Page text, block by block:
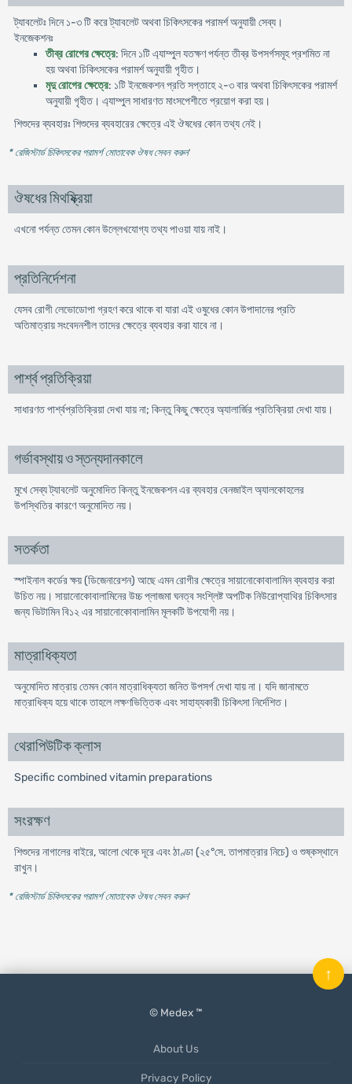
ট্যাবলেটঃ দিনে ১-৩ টি করে ট্যাবলেট অথবা চিকিৎসকের পরামর্শ অনুযায়ী সেব্য।
ইনজেকশনঃ
তীব্র রোগের ক্ষেত্রে: দিনে ১টি এ্যাম্পুল যতক্ষণ পর্যন্ত তীব্র উপসর্গসমূহ প্রশমিত না
হয় অথবা চিকিৎসকের পরামর্শ অনুযায়ী গৃহীত।
মৃদু রোগের ক্ষেত্রে: ১টি ইনজেকশন প্রতি সপ্তাহে ২-৩ বার অথবা চিকিৎসকের পরামর্শ
অনুযায়ী গৃহীত। এ্যাম্পুল সাধারণত মাংসপেশীতে প্রয়োগ করা হয়।
শিশুদের ব্যবহারঃ শিশুদের ব্যবহারের ক্ষেত্রে এই ঔষধের কোন তথ্য নেই।
* রেজিস্টার্ড চিকিৎসকের পরামর্শ মোতাবেক ঔষধ সেবন করুন'
ঔষধের মিথষ্ক্রিয়া
এখনো পর্যন্ত তেমন কোন উল্লেখযোগ্য তথ্য পাওয়া যায় নাই।
প্রতিনির্দেশনা
যেসব রোগী লেভোডোপা গ্রহণ করে থাকে বা যারা এই ওষুধের কোন উপাদানের প্রতি
অতিমাত্রায় সংবেদনশীল তাদের ক্ষেত্রে ব্যবহার করা যাবে না।
পার্শ্ব প্রতিক্রিয়া
সাধারণত পার্শ্বপ্রতিক্রিয়া দেখা যায় না; কিন্তু কিছু ক্ষেত্রে অ্যালার্জির প্রতিক্রিয়া দেখা যায়।
গর্ভাবস্থায় ও স্তন্যদানকালে
মুখে সেব্য ট্যাবলেট অনুমোদিত কিন্তু ইনজেকশন এর ব্যবহার বেনজাইল অ্যালকোহলের
উপস্থিতির কারণে অনুমোদিত নয়।
সতর্কতা
স্পাইনাল কর্ডের ক্ষয় (ডিজেনারেশন) আছে এমন রোগীর ক্ষেত্রে সায়ানোকোবালামিন ব্যবহার করা
উচিত নয়। সায়ানোকোবালামিনের উচ্চ প্লাজমা ঘনত্ব সংশ্লিষ্ট অপটিক নিউরোপ্যাথির চিকিৎসার
জন্য ভিটামিন বি১২ এর সায়ানোকোবালামিন মূলকটি উপযোগী নয়।
মাত্রাধিক্যতা
অনুমোদিত মাত্রায় তেমন কোন মাত্রাধিক্যতা জনিত উপসর্গ দেখা যায় না। যদি জানামতে
মাত্রাধিক্য হয়ে থাকে তাহলে লক্ষণভিত্তিক এবং সাহায্যকারী চিকিৎসা নির্দেশিত।
থেরাপিউটিক ক্লাস
Specific combined vitamin preparations
সংরক্ষণ
শিশুদের নাগালের বাইরে, আলো থেকে দূরে এবং ঠাণ্ডা (২৫°সে. তাপমাত্রার নিচে) ও শুষ্কস্থানে
রাখুন।
* রেজিস্টার্ড চিকিৎসকের পরামর্শ মোতাবেক ঔষধ সেবন করুন'
© Medex ™
About Us
Privacy Policy
↑